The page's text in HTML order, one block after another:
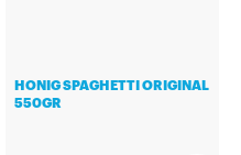
HONIG SPAGHETTI ORIGINAL
550GR